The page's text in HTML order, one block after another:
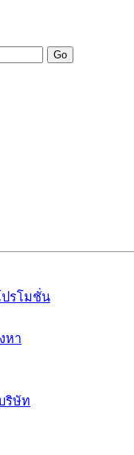
ะ รับจ้างโพสต์ขายบ้า
ใจ รับรองผล อันดับ1
น ที่ดิน คอนโด ติด
ยบ้าน อสังหาโพสต์ เ
นบริษัท ถูกและดีที่สุด
างโอกาสในการขายไ
ปรโมชั่น
หา
ริษัท